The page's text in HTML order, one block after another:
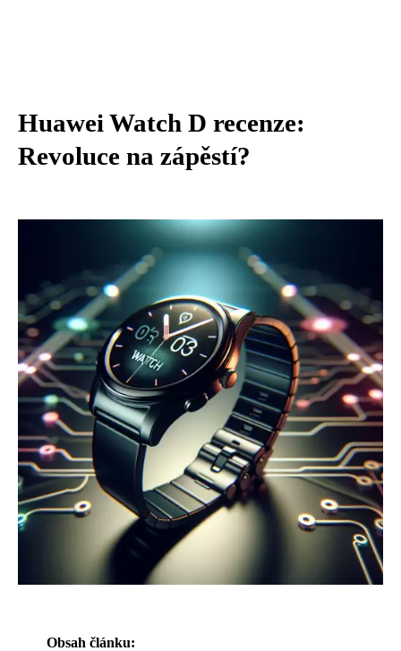
Huawei Watch D recenze:
Revoluce na zápěstí?
Obsah článku: